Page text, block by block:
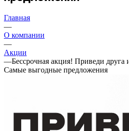
Главная
—
О компании
—
Акции
—Бессрочная акция! Приведи друга
Самые выгодные предложения